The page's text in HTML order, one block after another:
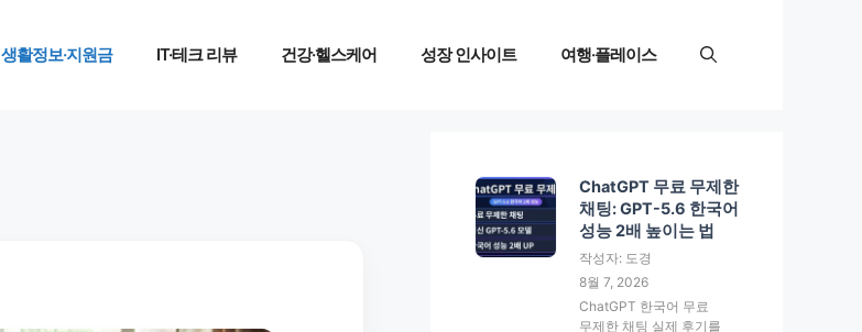
생활정보·지원금 IT·테크 리뷰 건강·헬스케어 성장 인사이트 여행·플레이스
ChatGPT 무료 무제한
채팅: GPT-5.6 한국어
성능 2배 높이는 법
작성자: 도경
8월 7, 2026
ChatGPT 한국어 무료
무제한 채팅 실제 후기를